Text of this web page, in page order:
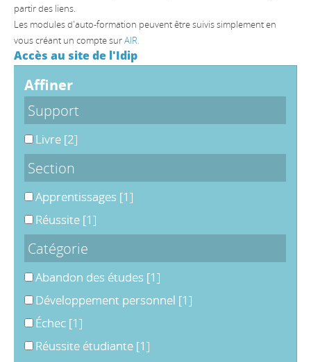
partir des liens.
Les modules d'auto-formation peuvent être suivis simplement en
vous créant un compte surAIR.
Accès au site de l'Idip
affiner
Support
Livre [2]
Section
Apprentissages [1]
Réussite [1]
Catégorie
Abandon des études [1]
Développement personnel [1]
Échec [1]
Réussite étudiante [1]